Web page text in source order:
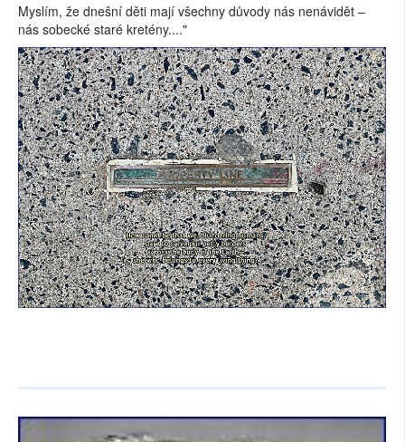
Myslím, že dnešní děti mají všechny důvody nás nenávidět –
nás sobecké staré kretény...."